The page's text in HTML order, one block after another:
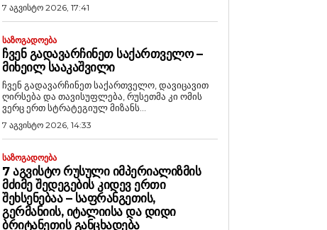
7 აგვისტო 2026, 17:41
ᲡᲐᲖᲝᲒᲐᲓᲝᲔᲑᲐ
ᲩᲕᲔᲜ ᲒᲐᲓᲐᲕᲐᲠᲩᲘᲜᲔᲗ ᲡᲐᲥᲐᲠᲗᲕᲔᲚᲝ –
ᲛᲘᲮᲔᲘᲚ ᲡᲐᲐᲙᲐᲨᲕᲘᲚᲘ
ჩვენ გადავარჩინეთ საქართველო, დავიცავით
ღირსება და თავისუფლება, რუსეთმა კი ომის
ვერც ერთ სტრატეგიულ მიზანს...
7 აგვისტო 2026, 14:33
ᲡᲐᲖᲝᲒᲐᲓᲝᲔᲑᲐ
7 ᲐᲒᲕᲘᲡᲢᲝ ᲠᲣᲡᲣᲚᲘ ᲘᲛᲞᲔᲠᲘᲐᲚᲘᲖᲛᲘᲡ
ᲛᲫᲘᲛᲔ ᲨᲔᲓᲔᲒᲔᲑᲘᲡ ᲙᲘᲓᲔᲕ ᲔᲠᲗᲘ
ᲨᲔᲮᲡᲔᲜᲔᲑᲐᲐ – ᲡᲐᲤᲠᲐᲜᲒᲔᲗᲘᲡ,
ᲒᲔᲠᲛᲐᲜᲘᲘᲡ, ᲘᲢᲐᲚᲘᲘᲡᲐ ᲓᲐ ᲓᲘᲓᲘ
ᲑᲠᲘᲢᲐᲜᲔᲗᲘᲡ ᲒᲐᲜᲪᲮᲐᲓᲔᲑᲐ